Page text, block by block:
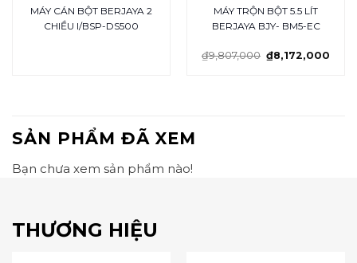
MÁY CÁN BỘT BERJAYA 2
CHIỀU I/BSP-DS500
MÁY TRỘN BỘT 5.5 LÍT
BERJAYA BJY- BM5-EC
₫9,807,000 ₫8,172,000
SẢN PHẨM ĐÃ XEM
Bạn chưa xem sản phẩm nào!
THƯƠNG HIỆU